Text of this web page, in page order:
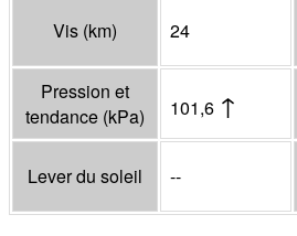
Vis (km) 24
Pression et
tendance (kPa) 101,6 ↑
Lever du soleil --